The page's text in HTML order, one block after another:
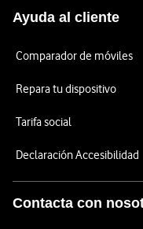
Ayuda al cliente
Comparador de móviles
Repara tu dispositivo
Tarifa social
Declaración Accesibilidad
Contacta con